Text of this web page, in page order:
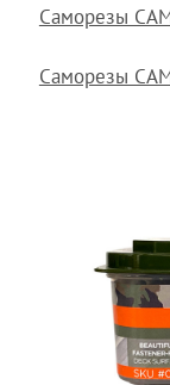
Саморезы
Саморезы